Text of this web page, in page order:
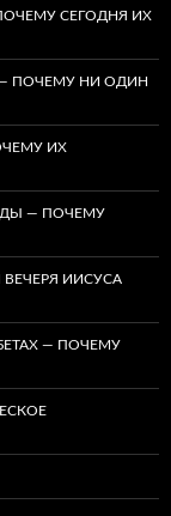
СЕГОДНЯ ИХ
ПОЧЕМУ НИ ОДИН
ИХ
— ПОЧЕМУ
ИИСУСА
— ПОЧЕМУ